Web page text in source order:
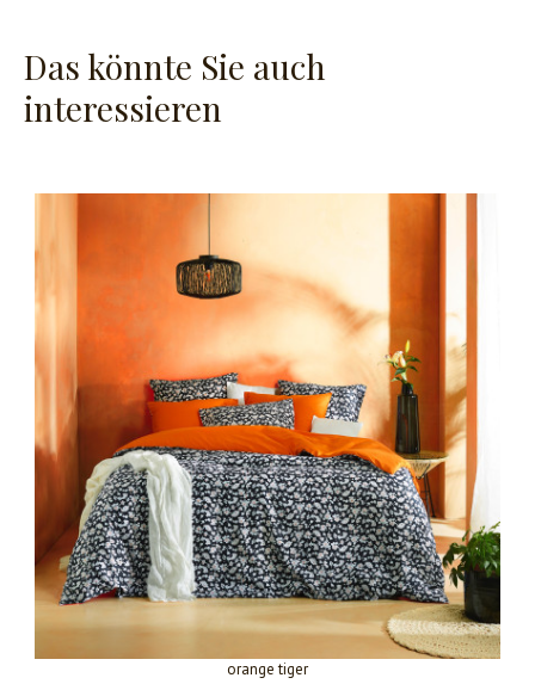
Das könnte Sie auch
interessieren
orange tiger